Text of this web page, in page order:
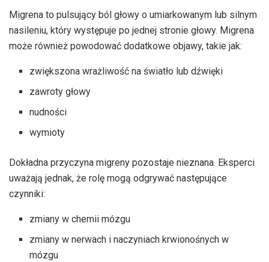
Migrena to pulsujący ból głowy o umiarkowanym lub silnym
nasileniu, który występuje po jednej stronie głowy. Migrena
może również powodować dodatkowe objawy, takie jak:
zwiększona wrażliwość na światło lub dźwięki
zawroty głowy
nudności
wymioty
Dokładna przyczyna migreny pozostaje nieznana. Eksperci
uważają jednak, że rolę mogą odgrywać następujące
czynniki:
zmiany w chemii mózgu
zmiany w nerwach i naczyniach krwionośnych w
mózgu